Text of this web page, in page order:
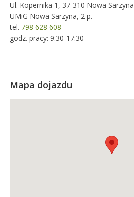
Ul. Kopernika 1, 37-310 Nowa Sarzyna
UMiG Nowa Sarzyna, 2 p.
tel. 798 628 608
godz. pracy: 9:30-17:30
Mapa dojazdu